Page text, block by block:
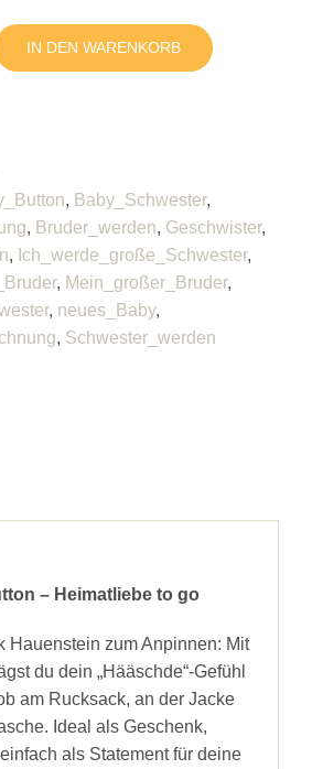
IN DEN WARENKORB
, Baby_Schwester,
, Bruder_werden, Geschwister,
, Ich_werde_große_Schwester,
, Mein_großer_Bruder,
, neues_Baby,
, Schwester_werden
– Heimatliebe to go
Hauenstein zum Anpinnen: Mit
du dein „Hääschde“-Gefühl
am Rucksack, an der Jacke
Ideal als Geschenk,
als Statement für deine